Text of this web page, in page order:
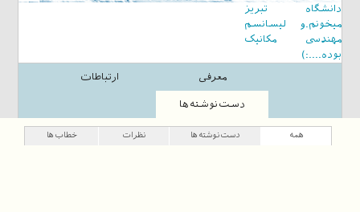
دانشگاه تبریز
میخونم.و لیسانسم
مهندسی مکانیک
بوده....:)
معرفی
ارتباطات
دست‌نوشته‌ها
همه دست‌نوشته‌ها نظرات خطاب‌ها